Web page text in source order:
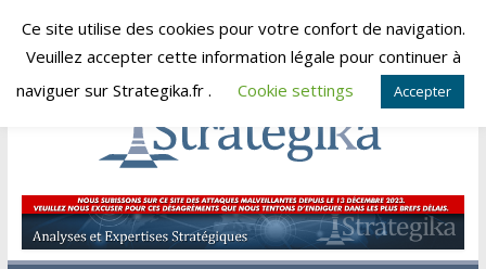
Skip
jeudi, août 6, 2026
Strategika
Expertise
Ce site utilise des cookies pour votre confort de navigation.
Veuillez accepter cette information légale pour continuer à
naviguer sur Strategika.fr .
Cookie settings Accepter